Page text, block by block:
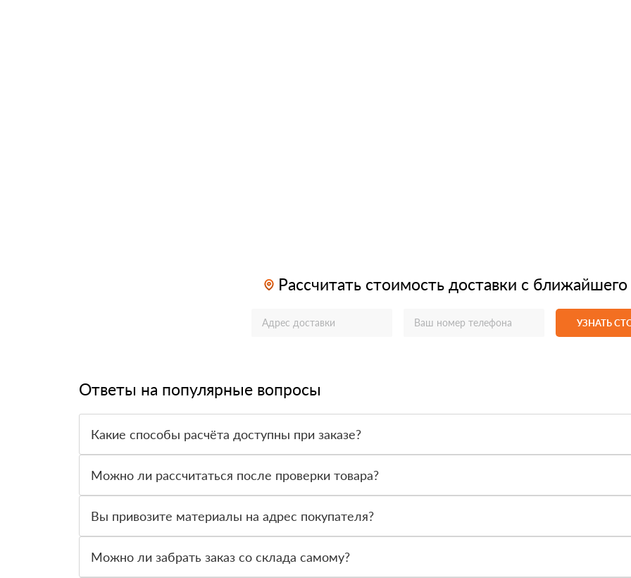
Рассчитать стоимость доставки с ближайшего
УЗНАТЬ
Ответы на популярные вопросы
Какие способы расчёта доступны при заказе?
Можно ли рассчитаться после проверки товара?
Вы привозите материалы на адрес покупателя?
Можно ли забрать заказ со склада самому?